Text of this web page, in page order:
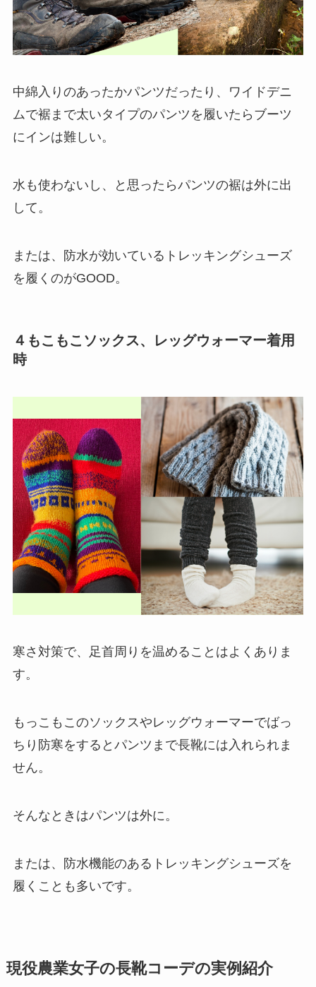
中綿入りのあったかパンツだったり、ワイドデニ
ムで裾まで太いタイプのパンツを履いたらブーツ
にインは難しい。
水も使わないし、と思ったらパンツの裾は外に出
して。
または、防水が効いているトレッキングシューズ
を履くのがGOOD。
４もこもこソックス、レッグウォーマー着用
時
寒さ対策で、足首周りを温めることはよくありま
す。
もっこもこのソックスやレッグウォーマーでばっ
ちり防寒をするとパンツまで長靴には入れられま
せん。
そんなときはパンツは外に。
または、防水機能のあるトレッキングシューズを
履くことも多いです。
現役農業女子の長靴コーデの実例紹介